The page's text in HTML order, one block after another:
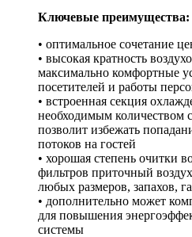
Ключевые преимущества:
• оптимальное сочетание
• высокая кратность
максимально комфортные
посетителей и работы
• встроенная секция
необходимым количеством
позволит избежать
потоков на гостей
• хорошая степень очитки
фильтров приточный
любых размеров, запахов,
• дополнительно может
для повышения
системы